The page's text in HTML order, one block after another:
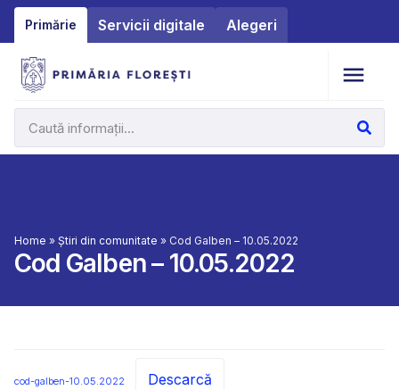
Primărie Servicii digitale Alegeri
Home » Știri din comunitate » Cod Galben – 10.05.2022
Cod Galben – 10.05.2022
cod-galben-10.05.2022 Descarcă